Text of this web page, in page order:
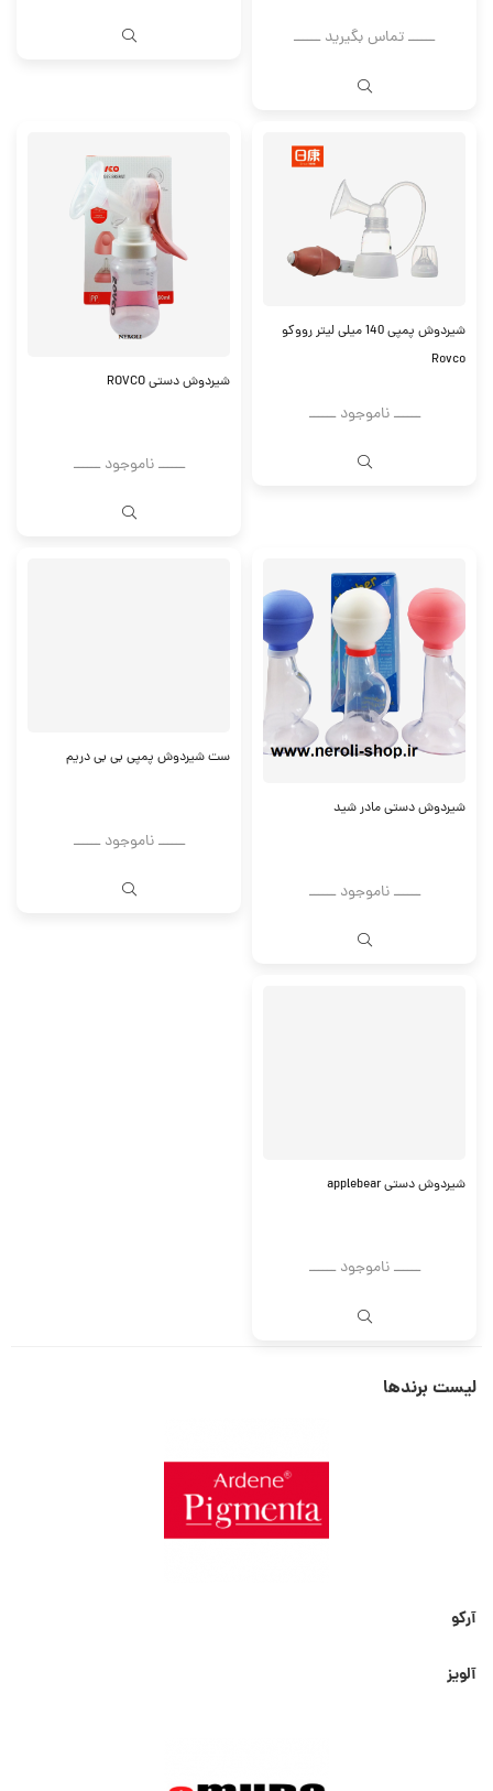
ــــــ تماس بگیرید ــــــ
شیردوش پمپی 140 میلی لیتر رووکو
Rovco
ــــــ ناموجود ــــــ
شیردوش دستی ROVCO
ــــــ ناموجود ــــــ
شیردوش دستی مادر شید
ــــــ ناموجود ــــــ
ست شیردوش پمپی بی بی دریم
ــــــ ناموجود ــــــ
شیردوش دستی applebear
ــــــ ناموجود ــــــ
لیست برندها
آرکو
آلویز